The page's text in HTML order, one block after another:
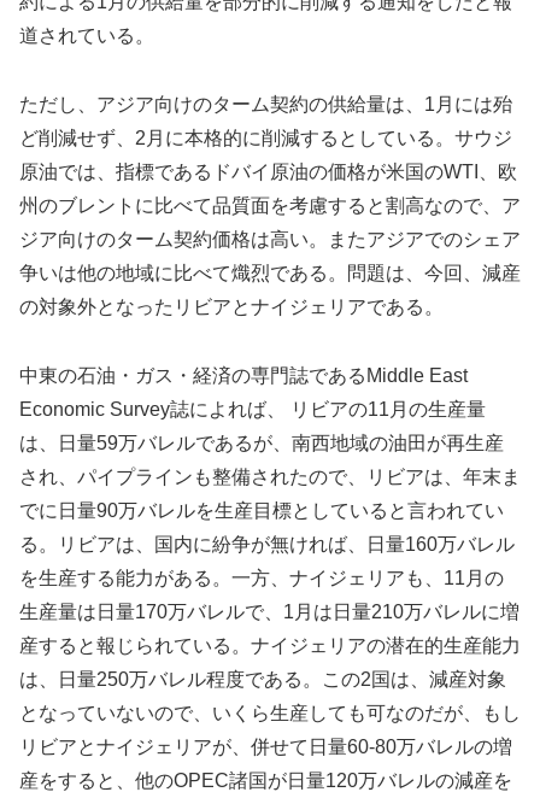
道されている。
ただし、アジア向けのターム契約の供給量は、1月には殆
ど削減せず、2月に本格的に削減するとしている。サウジ
原油では、指標であるドバイ原油の価格が米国のWTI、欧
州のブレントに比べて品質面を考慮すると割高なので、ア
ジア向けのターム契約価格は高い。またアジアでのシェア
争いは他の地域に比べて熾烈である。問題は、今回、減産
の対象外となったリビアとナイジェリアである。
中東の石油・ガス・経済の専門誌であるMiddle East
Economic Survey誌によれば、 リビアの11月の生産量
は、日量59万バレルであるが、南西地域の油田が再生産
され、パイプラインも整備されたので、リビアは、年末ま
でに日量90万バレルを生産目標としていると言われてい
る。リビアは、国内に紛争が無ければ、日量160万バレル
を生産する能力がある。一方、ナイジェリアも、11月の
生産量は日量170万バレルで、1月は日量210万バレルに増
産すると報じられている。ナイジェリアの潜在的生産能力
は、日量250万バレル程度である。この2国は、減産対象
となっていないので、いくら生産しても可なのだが、もし
リビアとナイジェリアが、併せて日量60-80万バレルの増
産をすると、他のOPEC諸国が日量120万バレルの減産を